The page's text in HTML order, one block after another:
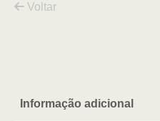
Voltar
Informação adicional